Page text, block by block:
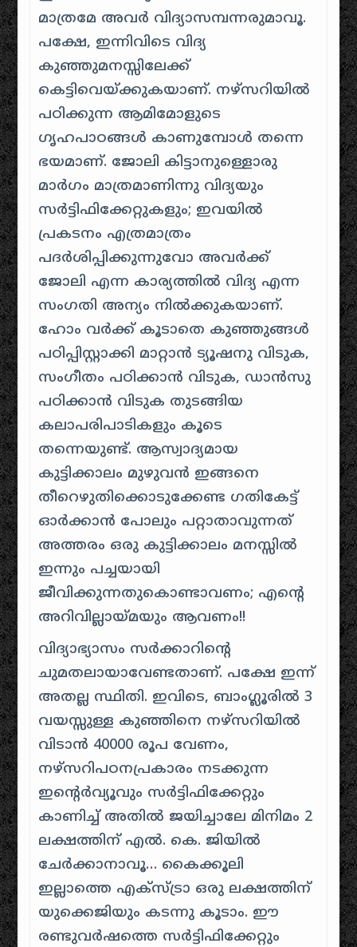
മാത്രമേ അവർ വിദ്യാസമ്പന്നരുമാവൂ.
പക്ഷേ, ഇന്നിവിടെ വിദ്യ
കുഞ്ഞുമനസ്സിലേക്ക്
കെട്ടിവെയ്ക്കുകയാണ്. നഴ്സറിയിൽ
പഠിക്കുന്ന ആമിമോളുടെ
ഗൃഹപാഠങ്ങൾ കാണുമ്പോൾ തന്നെ
ഭയമാണ്. ജോലി കിട്ടാനുള്ളൊരു
മാർഗം മാത്രമാണിന്നു വിദ്യയും
സർട്ടിഫിക്കേറ്റുകളും; ഇവയിൽ
പ്രകടനം എത്രമാത്രം
പദർശിപ്പിക്കുന്നുവോ അവർക്ക്
ജോലി എന്ന കാര്യത്തിൽ വിദ്യ എന്ന
സംഗതി അന്യം നിൽക്കുകയാണ്.
ഹോം വർക്ക് കൂടാതെ കുഞ്ഞുങ്ങൾ
പഠിപ്പിസ്റ്റാക്കി മാറ്റാൻ ട്യൂഷനു വിടുക,
സംഗീതം പഠിക്കാൻ വിടുക, ഡാൻസു
പഠിക്കാൻ വിടുക തുടങ്ങിയ
കലാപരിപാടികളും കൂടെ
തന്നെയുണ്ട്. ആസ്വാദ്യമായ
കുട്ടിക്കാലം മുഴുവൻ ഇങ്ങനെ
തീറെഴുതിക്കൊടുക്കേണ്ട ഗതികേട്ട്
ഓർക്കാൻ പോലും പറ്റാതാവുന്നത്
അത്തരം ഒരു കുട്ടിക്കാലം മനസ്സിൽ
ഇന്നും പച്ചയായി
ജീവിക്കുന്നതുകൊണ്ടാവണം; എന്റെ
അറിവില്ലായ്മയും ആവണം!!
വിദ്യാഭ്യാസം സർക്കാറിന്റെ
ചുമതലായാവേണ്ടതാണ്. പക്ഷേ ഇന്ന്
അതല്ല സ്ഥിതി. ഇവിടെ, ബാംഗ്ലൂരിൽ 3
വയസ്സുള്ള കുഞ്ഞിനെ നഴ്സറിയിൽ
വിടാൻ 40000 രൂപ വേണം,
നഴ്സറിപഠനപ്രകാരം നടക്കുന്ന
ഇന്റെർവ്യൂവും സർട്ടിഫിക്കേറ്റും
കാണിച്ച് അതിൽ ജയിച്ചാലേ മിനിമം 2
ലക്ഷത്തിന് എൽ. കെ‌. ജിയിൽ
ചേർക്കാനാവൂ… കൈക്കൂലി
ഇല്ലാത്തെ എക്സ്ട്രാ ഒരു ലക്ഷത്തിന്
യുക്കെജിയും കടന്നു കൂടാം. ഈ
രണ്ടുവർഷത്തെ സർട്ടിഫിക്കേറ്റും